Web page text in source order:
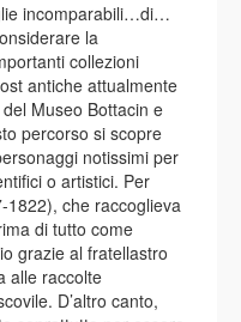
incomparabili…di…
la
collezioni
antiche attualmente
Museo Bottacin e
percorso si scopre
notissimi per
o artistici. Per
1822), che raccoglieva
di tutto come
grazie al fratellastro
alle raccolte
D’altro canto,